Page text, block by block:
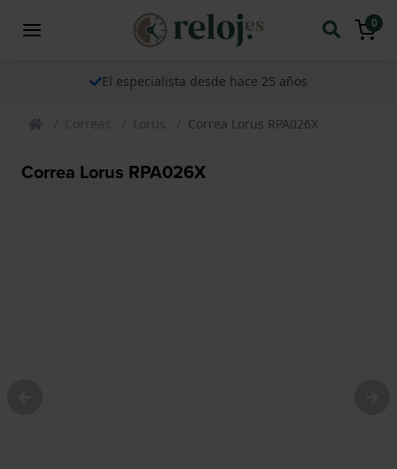
0
El especialista desde hace 25 años
Correas Lorus Correa Lorus RPA026X
Correa Lorus RPA026X